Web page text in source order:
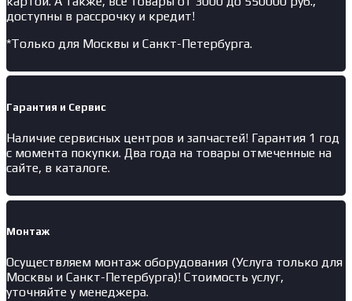
доступны в рассрочку и кредит!
*Только для Москвы и Санкт-Петербурга.
Гарантия и Сервис
Наличие сервисных центров и запчастей! Гарантия 1 год
с момента покупки. Два года на товары отмеченные на
сайте, в каталоге.
Монтаж
Осуществляем монтаж оборудования (Услуга только для
Москвы и Санкт-Петербурга)! Стоимость услуг,
уточняйте у менеджера.